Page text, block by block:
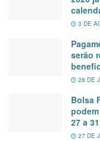
3 DE
serão
28 DE
Bolsa
27 a
27 DE